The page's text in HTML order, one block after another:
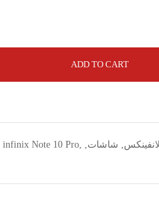
ADD TO CART
infinix Note 10 Pro, , شاشات,